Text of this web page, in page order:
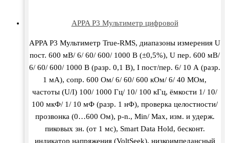
APPA P3 Мультиметр цифровой
APPA P3 Мультиметр True-RMS, диапазоны измерения U
пост. 600 мВ/ 6/ 60/ 600/ 1000 В (±0,5%), U пер. 600 мВ/
6/ 60/ 600/ 1000 В (разр. 0,1 В), I пост/пер. 6/ 10 А (разр.
1 мА), сопр. 600 Ом/ 6/ 60/ 600 кОм/ 6/ 40 МОм,
частоты (U/I) 100/ 1000 Гц/ 10/ 100 кГц, ёмкости 1/ 10/
100 мкФ/ 1/ 10 мФ (разр. 1 нФ), проверка целостности/
прозвонка (0…600 Ом), p-n., Min/ Max, изм. и удерж.
пиковых зн. (от 1 мс), Smart Data Hold, бесконт.
индикатор напряжения (VoltSeek), низкоимпедансный